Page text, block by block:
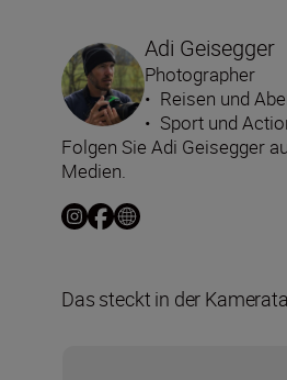
Adi Geisegger
Photographer
• Reisen und
• Sport und
Folgen Sie Adi Geisegger
Medien.
Das steckt in der